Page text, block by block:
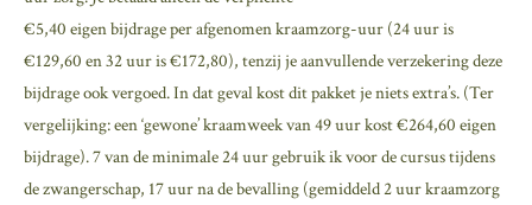
€5,40 eigen bijdrage per afgenomen kraamzorg-uur (24 uur is
€129,60 en 32 uur is €172,80), tenzij je aanvullende verzekering deze
bijdrage ook vergoed. In dat geval kost dit pakket je niets extra’s. (Ter
vergelijking: een ‘gewone’ kraamweek van 49 uur kost €264,60 eigen
bijdrage). 7 van de minimale 24 uur gebruik ik voor de cursus tijdens
de zwangerschap, 17 uur na de bevalling (gemiddeld 2 uur kraamzorg